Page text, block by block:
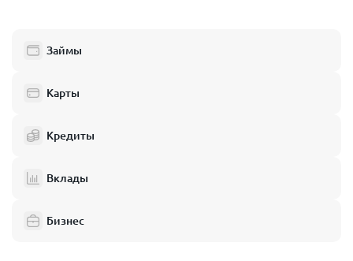
Балашиха
Одинцово
Электросталь
Реутов
Подольск
Займы
Карты
Кредиты
Вклады
Бизнес